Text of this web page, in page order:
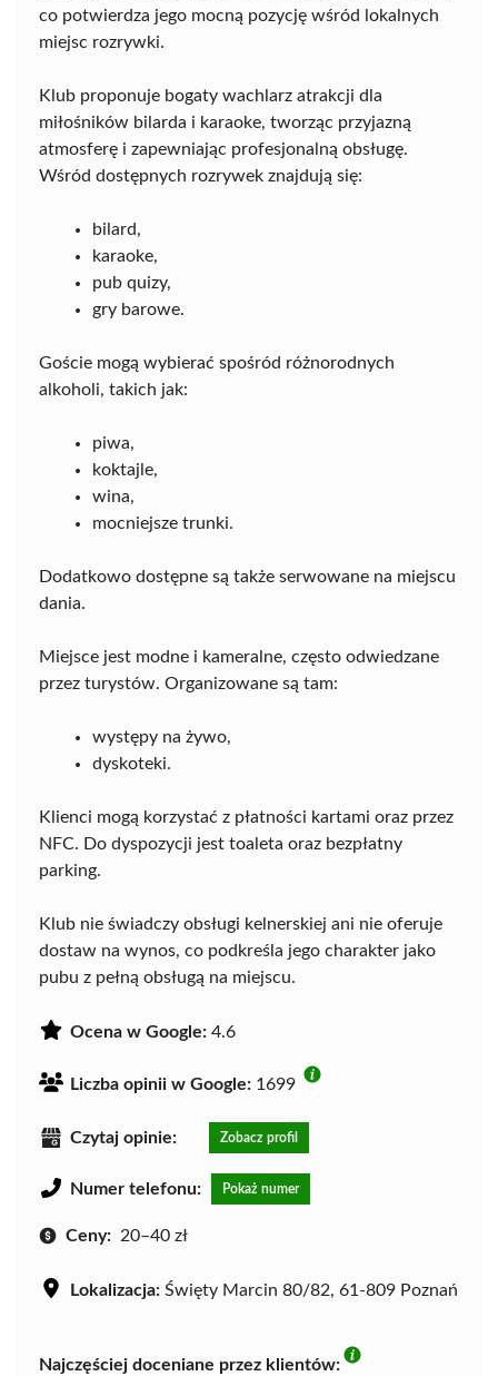
co potwierdza jego mocną pozycję wśród lokalnych
miejsc rozrywki.
Klub proponuje bogaty wachlarz atrakcji dla
miłośników bilarda i karaoke, tworząc przyjazną
atmosferę i zapewniając profesjonalną obsługę.
Wśród dostępnych rozrywek znajdują się:
bilard,
karaoke,
pub quizy,
gry barowe.
Goście mogą wybierać spośród różnorodnych
alkoholi, takich jak:
piwa,
koktajle,
wina,
mocniejsze trunki.
Dodatkowo dostępne są także serwowane na miejscu
dania.
Miejsce jest modne i kameralne, często odwiedzane
przez turystów. Organizowane są tam:
występy na żywo,
dyskoteki.
Klienci mogą korzystać z płatności kartami oraz przez
NFC. Do dyspozycji jest toaleta oraz bezpłatny
parking.
Klub nie świadczy obsługi kelnerskiej ani nie oferuje
dostaw na wynos, co podkreśla jego charakter jako
pubu z pełną obsługą na miejscu.
Ocena w Google: 4.6
Liczba opinii w Google: 1699
Czytaj opinie: Zobacz profil
Numer telefonu: Pokaż numer
Ceny: 20–40 zł
Lokalizacja: Święty Marcin 80/82, 61-809 Poznań
Najczęściej doceniane przez klientów: